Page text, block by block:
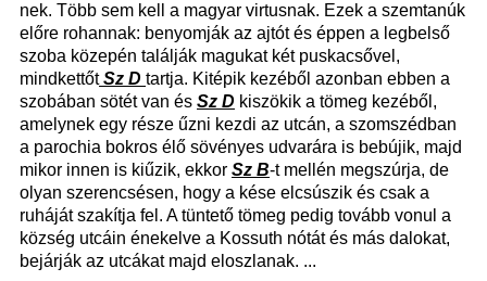
nek. Több sem kell a magyar virtusnak. Ezek a szemtanúk
előre rohannak: benyomják az ajtót és éppen a legbelső
szoba közepén találják magukat két puskacsővel,
mindkettőtSz D tartja. Kitépik kezéből azonban ebben a
szobában sötét van és Sz D kiszökik a tömeg kezéből,
amelynek egy része űzni kezdi az utcán, a szomszédban
a parochia bokros élő sövényes udvarára is bebújik, majd
mikor innen is kiűzik, ekkor Sz B-t mellén megszúrja, de
olyan szerencsésen, hogy a kése elcsúszik és csak a
ruháját szakítja fel. A tüntető tömeg pedig tovább vonul a
község utcáin énekelve a Kossuth nótát és más dalokat,
bejárják az utcákat majd eloszlanak. ...